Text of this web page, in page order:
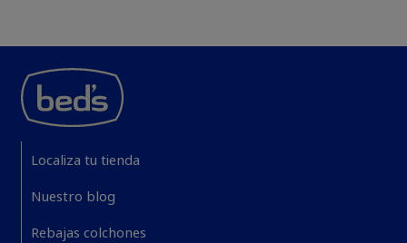
Localiza tu tienda
Nuestro blog
Rebajas colchones